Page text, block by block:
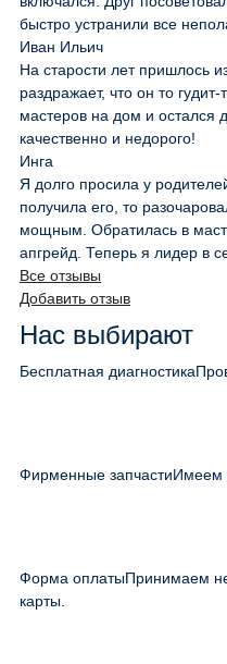
быстро устранили все
Иван Ильич
На старости лет пришлось
раздражает, что он то
мастеров на дом и остался
качественно и недорого!
Инга
Я долго просила у
получила его, то
мощным. Обратилась в
апгрейд. Теперь я лидер в
Все отзывы
Добавить отзыв
Нас выбирают
Бесплатная диагностика
Фирменные запчастиИмеем
Форма оплатыПринимаем
карты.